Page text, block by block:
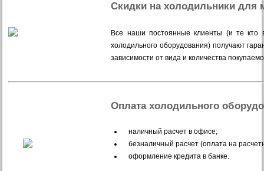
Скидки на холодильники для
Все наши постоянные клиенты (и те кто
холодильного оборудования) получают
зависимости от вида и количества
Оплата холодильного
наличный расчет в офисе;
безналичный расчет (оплата на
оформление кредита в банке.